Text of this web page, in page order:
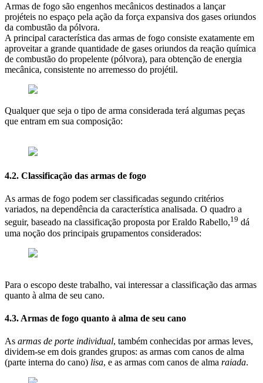
Armas de fogo são engenhos mecânicos destinados a lançar
projéteis no espaço pela ação da força expansiva dos gases oriundos
da combustão da pólvora.
A principal característica das armas de fogo consiste exatamente em
aproveitar a grande quantidade de gases oriundos da reação química
de combustão do propelente (pólvora), para obtenção de energia
mecânica, consistente no arremesso do projétil.
Qualquer que seja o tipo de arma considerada terá algumas peças
que entram em sua composição:
4.2. Classificação das armas de fogo
As armas de fogo podem ser classificadas segundo critérios
variados, na dependência da característica analisada. O quadro a
seguir, baseado na classificação proposta por Eraldo Rabello,19 dá
uma noção dos principais grupamentos considerados:
Para o escopo deste trabalho, vai interessar a classificação das armas
quanto à alma de seu cano.
4.3. Armas de fogo quanto à alma de seu cano
As armas de porte individual, também conhecidas por armas leves,
dividem-se em dois grandes grupos: as armas com canos de alma
(parte interna do cano) lisa, e as armas com canos de alma raiada.